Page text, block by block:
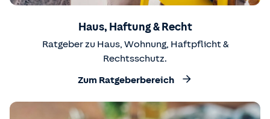
Haus, Haftung & Recht
Ratgeber zu Haus, Wohnung, Haftpflicht &
Rechtsschutz.
Zum Ratgeberbereich